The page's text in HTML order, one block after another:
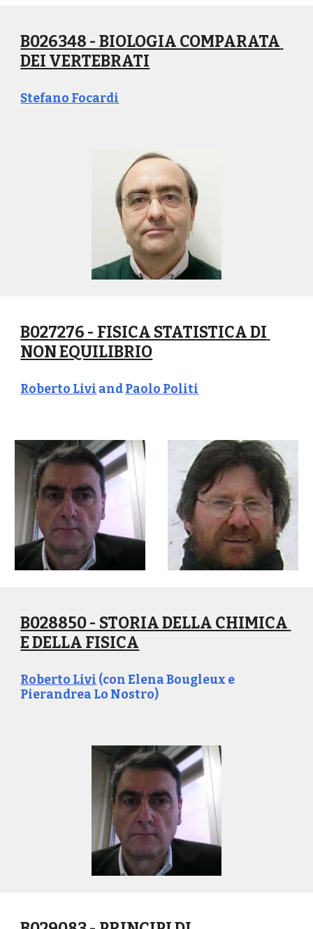
B026348 - BIOLOGIA COMPARATA
DEI VERTEBRATI
Stefano Focardi
B027276 - FISICA STATISTICA DI
NON EQUILIBRIO
Roberto Livi and Paolo Politi
B028850 - STORIA DELLA CHIMICA
E DELLA FISICA
Roberto Livi (con Elena Bougleux e
Pierandrea Lo Nostro)